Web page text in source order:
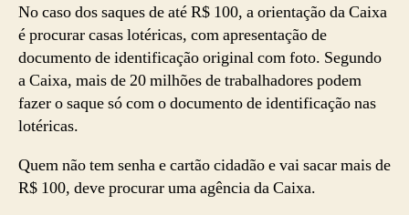
No caso dos saques de até R$ 100, a orientação da Caixa
é procurar casas lotéricas, com apresentação de
documento de identificação original com foto. Segundo
a Caixa, mais de 20 milhões de trabalhadores podem
fazer o saque só com o documento de identificação nas
lotéricas.
Quem não tem senha e cartão cidadão e vai sacar mais de
R$ 100, deve procurar uma agência da Caixa.